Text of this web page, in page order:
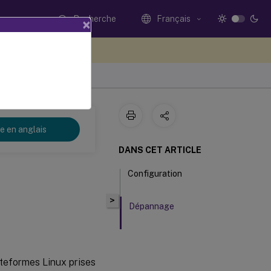
Recherche Français
en anglais
Linux prises
>
DANS CET ARTICLE
Configuration
Dépannage
×